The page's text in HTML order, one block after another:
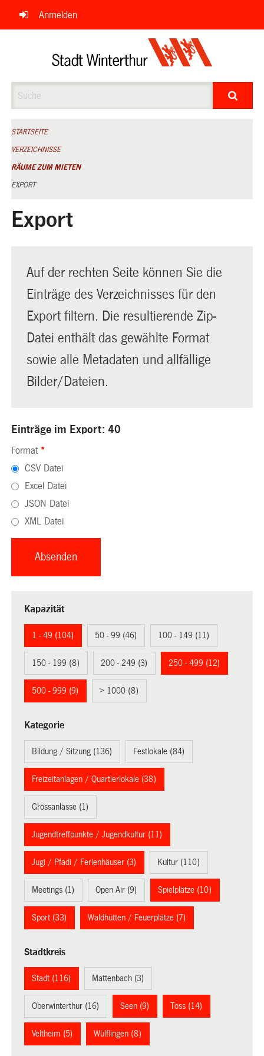
Navigation
überspringen
Anmelden
STARTSEITE
VERZEICHNISSE
RÄUME ZUM MIETEN
EXPORT
Export
Auf der rechten Seite können Sie die
Einträge des Verzeichnisses für den
Export filtern. Die resultierende Zip-
Datei enthält das gewählte Format
sowie alle Metadaten und allfällige
Bilder/Dateien.
Einträge im Export: 40
Format *
CSV Datei
Excel Datei
JSON Datei
XML Datei
Kapazität
1 - 49 (104) 50 - 99 (46) 100 - 149 (11)
150 - 199 (8) 200 - 249 (3) 250 - 499 (12)
500 - 999 (9) > 1000 (8)
Kategorie
Bildung / Sitzung (136) Festlokale (84)
Freizeitanlagen / Quartierlokale (38)
Grössanlässe (1)
Jugendtreffpunkte / Jugendkultur (11)
Jugi / Pfadi / Ferienhäuser (3) Kultur (110)
Meetings (1) Open Air (9) Spielplätze (10)
Sport (33) Waldhütten / Feuerplätze (7)
Stadtkreis
Stadt (116) Mattenbach (3)
Oberwinterthur (16) Seen (9) Töss (14)
Veltheim (5) Wülflingen (8)